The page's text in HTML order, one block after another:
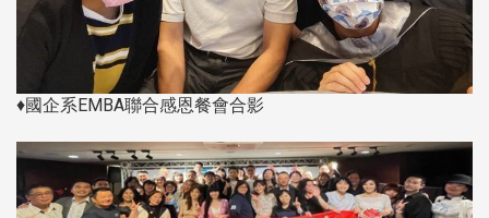
♦國企系EMBA聯合感恩餐會合影